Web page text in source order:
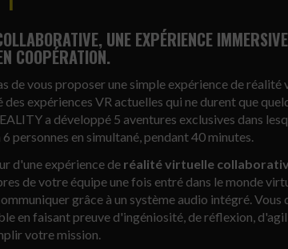
UNE EXPÉRIENCE
COOPÉRATION.
de vous proposer une simple expérience de réalité
expériences VR actuelles qui ne durent que
a développé 5 aventures exclusives dans
personnes en simultané, pendant 40 minutes.
d'une expérience de réalité virtuelle
de votre équipe une fois entré dans le monde
grâce à un système audio intégré. Vous
en faisant preuve d'ingéniosité, de réflexion,
votre mission.